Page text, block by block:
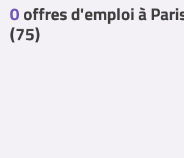
0offres d'emploi à
(75)